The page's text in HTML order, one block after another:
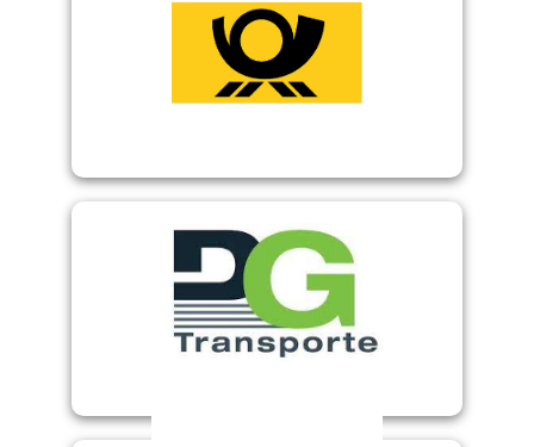
Internetmarke
Kilo Tarif
DV Freimachung
DG Transporte